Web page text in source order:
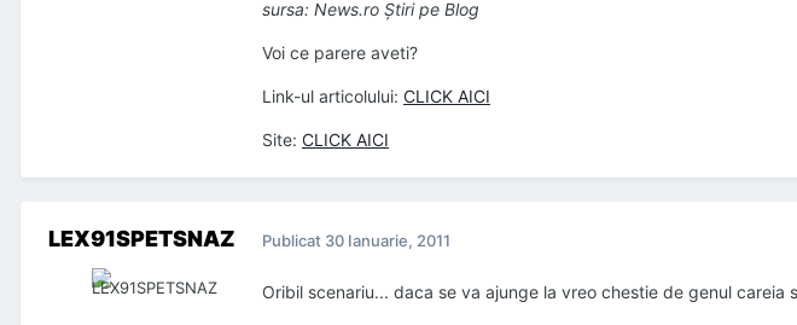
sursa: News.ro Ştiri pe Blog
Voi ce parere aveti?
Link-ul articolului: CLICK AICI
Site: CLICK AICI
LEX91SPETSNAZ Publicat 30 Ianuarie, 2011
Oribil scenariu... daca se va ajunge la vreo chestie de genul careia